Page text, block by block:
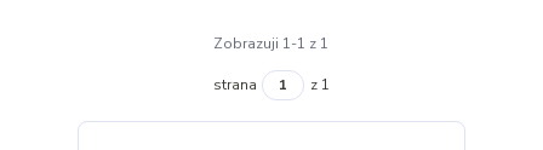
Zobrazuji 1-1 z 1
strana z 1